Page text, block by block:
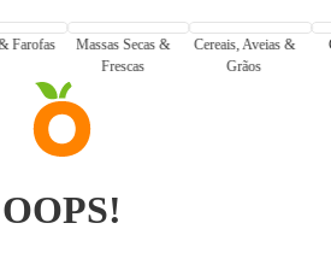
Farofas
Massas Secas &
Frescas
Cereais, Aveias &
Grãos
OOPS!